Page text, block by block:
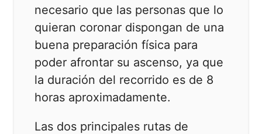
necesario que las personas que lo
quieran coronar dispongan de una
buena preparación física para
poder afrontar su ascenso, ya que
la duración del recorrido es de 8
horas aproximadamente.
Las dos principales rutas de